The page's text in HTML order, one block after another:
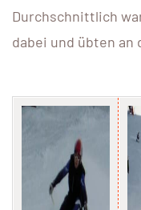
Durchschnittlich
dabei und übten an